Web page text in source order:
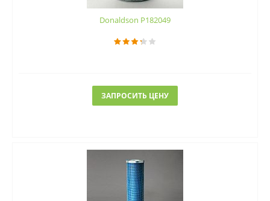
Donaldson P182049
ЗАПРОСИТЬ ЦЕНУ